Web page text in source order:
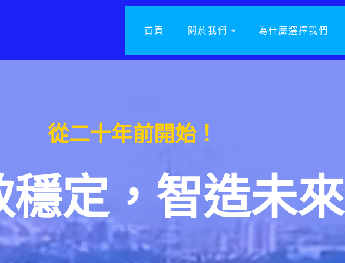
首頁 關於我們 為什麼選擇我們
從二十年前開始！
穩定，智造未來